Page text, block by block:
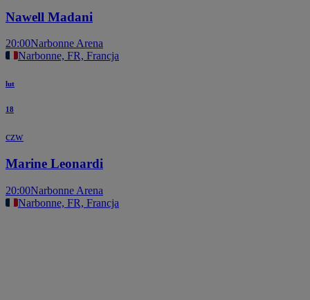
Nawell Madani
20:00Narbonne Arena
Narbonne, FR, Francja
lut
18
czw
Marine Leonardi
20:00Narbonne Arena
Narbonne, FR, Francja